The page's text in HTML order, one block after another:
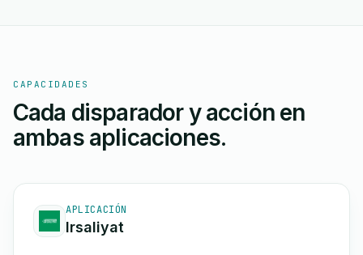
CAPACIDADES
Cada disparador y acción en
ambas aplicaciones.
APLICACIÓN
Irsaliyat